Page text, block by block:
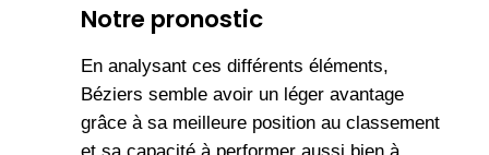
Notre pronostic
En analysant ces différents éléments,
Béziers semble avoir un léger avantage
grâce à sa meilleure position au classement